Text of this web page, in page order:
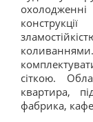
сіткою.
квартира,
фабрика,